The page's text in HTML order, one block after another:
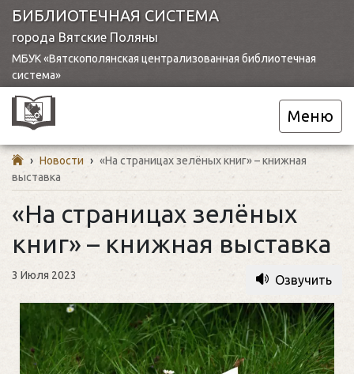
БИБЛИОТЕЧНАЯ СИСТЕМА
города Вятские Поляны
МБУК «Вятскополянская централизованная библиотечная
система»
Меню
› Новости › «На страницах зелёных книг» – книжная
выставка
«На страницах зелёных
книг» – книжная выставка
3 Июля 2023 Озвучить